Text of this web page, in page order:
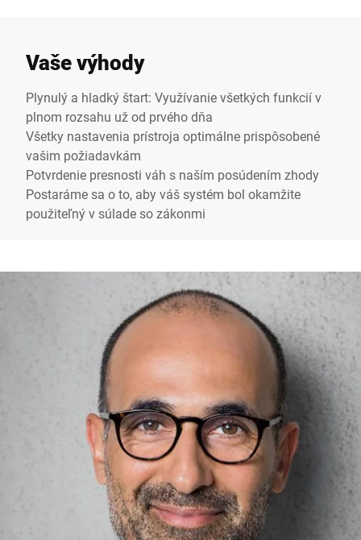
Vaše výhody
Plynulý a hladký štart: Využívanie všetkých funkcií v
plnom rozsahu už od prvého dňa
Všetky nastavenia prístroja optimálne prispôsobené
vašim požiadavkám
Potvrdenie presnosti váh s naším posúdením zhody
Postaráme sa o to, aby váš systém bol okamžite
použiteľný v súlade so zákonmi